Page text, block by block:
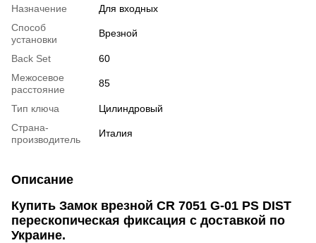
Назначение
Для входных
Способ
установки
Врезной
Back Set
60
Межосевое
расстояние
85
Тип ключа
Цилиндровый
Страна-
производитель
Италия
Описание
Купить Замок врезной CR 7051 G-01 PS DIST
перескопическая фиксация с доставкой по
Украине.